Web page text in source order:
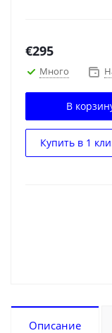
€295
Много
В
Купить в 1
Описание